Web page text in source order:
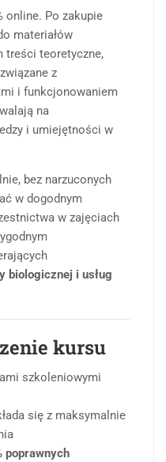
online. Po zakupie
materiałów
treści teoretyczne,
z
i funkcjonowaniem
na
i umiejętności w
bez narzuconych
w dogodnym
w zajęciach
biologicznej i usług
kursu
szkoleniowymi
się z maksymalnie
poprawnych